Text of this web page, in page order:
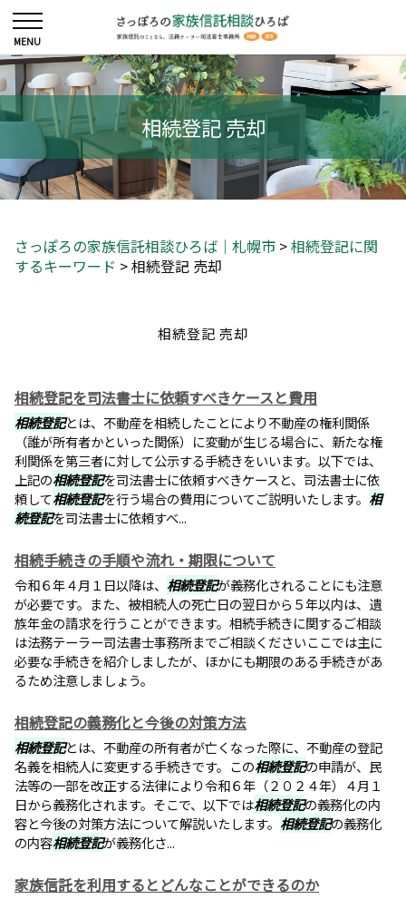
相続登記 売却
さっぽろの家族信託相談ひろば｜札幌市 >相続登記に関
するキーワード >相続登記 売却
相続登記 売却
相続登記を司法書士に依頼すべきケースと費用
相続登記とは、不動産を相続したことにより不動産の権利関係
（誰が所有者かといった関係）に変動が生じる場合に、新たな権
利関係を第三者に対して公示する手続きをいいます。以下では、
上記の相続登記を司法書士に依頼すべきケースと、司法書士に依
頼して相続登記を行う場合の費用についてご説明いたします。 相
続登記を司法書士に依頼すべ...
相続手続きの手順や流れ・期限について
令和６年４月１日以降は、 相続登記が義務化されることにも注意
が必要です。また、被相続人の死亡日の翌日から５年以内は、遺
族年金の請求を行うことができます。相続手続きに関するご相談
は法務テーラー司法書士事務所までご相談くださいここでは主に
必要な手続きを紹介しましたが、ほかにも期限のある手続きがあ
るため注意しましょう。
相続登記の義務化と今後の対策方法
相続登記とは、不動産の所有者が亡くなった際に、不動産の登記
名義を相続人に変更する手続きです。この相続登記の申請が、民
法等の一部を改正する法律により令和６年（２０２４年）４月１
日から義務化されます。そこで、以下では相続登記の義務化の内
容と今後の対策方法について解説いたします。 相続登記の義務化
の内容相続登記が義務化さ...
家族信託を利用するとどんなことができるのか